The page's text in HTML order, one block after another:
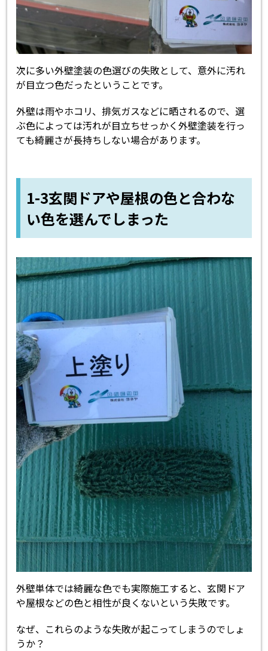
次に多い外壁塗装の色選びの失敗として、意外に汚れ
が目立つ色だったということです。
外壁は雨やホコリ、排気ガスなどに晒されるので、選
ぶ色によっては汚れが目立ちせっかく外壁塗装を行っ
ても綺麗さが長持ちしない場合があります。
1-3玄関ドアや屋根の色と合わな
い色を選んでしまった
外壁単体では綺麗な色でも実際施工すると、玄関ドア
や屋根などの色と相性が良くないという失敗です。
なぜ、これらのような失敗が起こってしまうのでしょ
うか？